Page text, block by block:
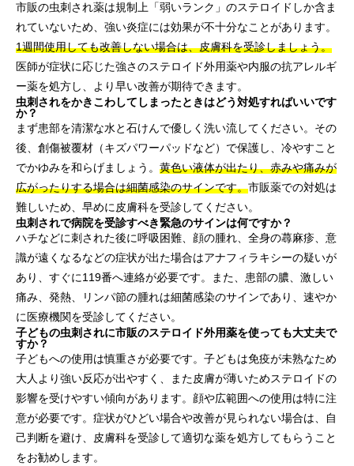
市販の虫刺され薬は規制上「弱いランク」のステロイドしか含ま
れていないため、強い炎症には効果が不十分なことがあります。
1週間使用しても改善しない場合は、皮膚科を受診しましょう。
医師が症状に応じた強さのステロイド外用薬や内服の抗アレルギ
ー薬を処方し、より早い改善が期待できます。
虫刺されをかきこわしてしまったときはどう対処すればいいです
か？
まず患部を清潔な水と石けんで優しく洗い流してください。その
後、創傷被覆材（キズパワーパッドなど）で保護し、冷やすこと
でかゆみを和らげましょう。 黄色い液体が出たり、赤みや痛みが
広がったりする場合は細菌感染のサインです。市販薬での対処は
難しいため、早めに皮膚科を受診してください。
虫刺されで病院を受診すべき緊急のサインは何ですか？
ハチなどに刺された後に呼吸困難、顔の腫れ、全身の蕁麻疹、意
識が遠くなるなどの症状が出た場合はアナフィラキシーの疑いが
あり、すぐに119番へ連絡が必要です。また、患部の膿、激しい
痛み、発熱、リンパ節の腫れは細菌感染のサインであり、速やか
に医療機関を受診してください。
子どもの虫刺されに市販のステロイド外用薬を使っても大丈夫で
すか？
子どもへの使用は慎重さが必要です。子どもは免疫が未熟なため
大人より強い反応が出やすく、また皮膚が薄いためステロイドの
影響を受けやすい傾向があります。顔や広範囲への使用は特に注
意が必要です。症状がひどい場合や改善が見られない場合は、自
己判断を避け、皮膚科を受診して適切な薬を処方してもらうこと
をお勧めします。